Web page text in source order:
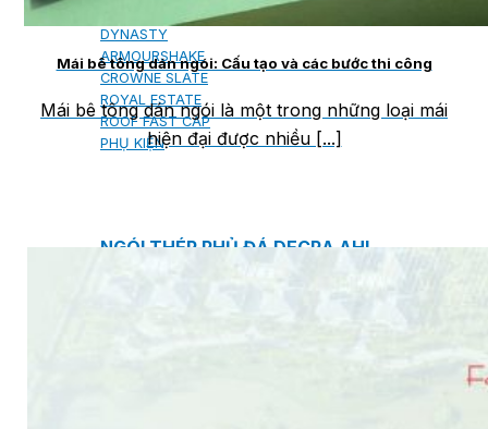
CAMBRIDGE XTREME
DYNASTY
ARMOURSHAKE
CROWNE SLATE
ROYAL ESTATE
ROOF FAST CAP
PHỤ KIỆN
NGÓI THÉP PHỦ ĐÁ DECRA AHI
Mái bê tông dán ngói: Cấu tạo và các bước thi công
Mái bê tông dán ngói là một trong những loại mái
hiện đại được nhiều [...]